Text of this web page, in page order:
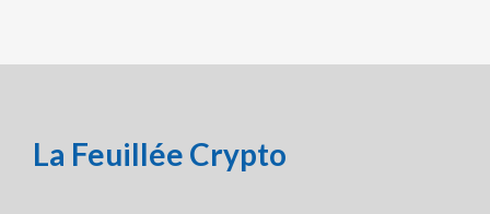
La Feuillée Crypto